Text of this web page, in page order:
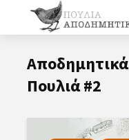
Αποδημητικά
Πουλιά #2